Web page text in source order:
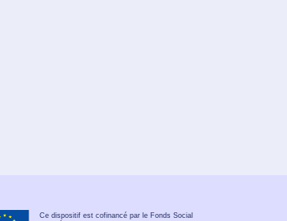
Ce dispositif est cofinancé par le Fonds Social